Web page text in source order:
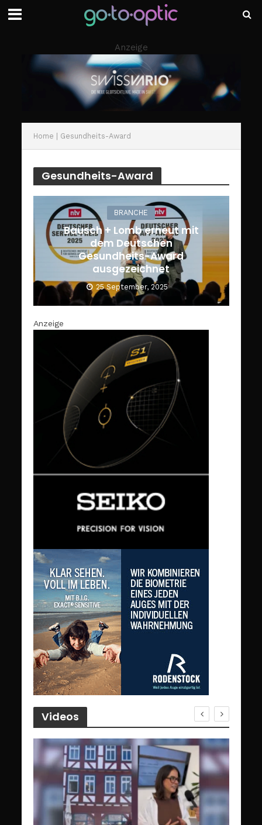
Anzeige
Home | Gesundheits-Award
Gesundheits-Award
BRANCHE
Bausch + Lomb erneut mit
dem Deutschen
Gesundheits-Award
ausgezeichnet
25 September, 2025
Anzeige
Videos